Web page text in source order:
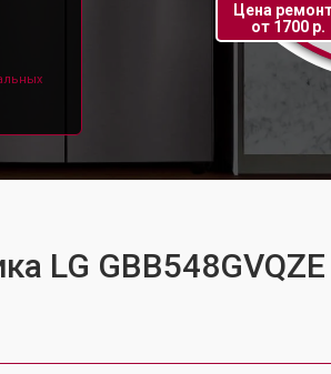
Цена
от 1700 р.
LG GBB548GVQZE